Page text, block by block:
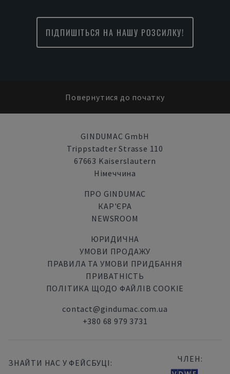
ПІДПИШІТЬСЯ НА НАШУ РОЗСИЛКУ!
Повернутися до початку
GINDUMAC GmbH
Trippstadter Strasse 110
67663 Kaiserslautern
Німеччина
ПРО GINDUMAC
КАР'ЄРА
NEWSROOM
ЮРИДИЧНА
УМОВИ ПРОДАЖУ
ПРАВИЛА ТА УМОВИ ПРИДБАННЯ
ПРИВАТНІСТЬ
ПОЛІТИКА ЩОДО ФАЙЛІВ COOKIE
contact@gindumac.com.ua
+380 68 979 3731
ЗНАЙТИ НАС У ФЕЙСБУЦІ: ЧЛЕН: